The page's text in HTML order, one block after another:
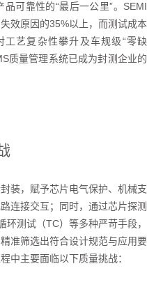
品可靠性的“最后一公里”。 SEMI
效原因的35%以上，而测试成本
工艺复杂性攀升及车规级“零缺
质量管理系统已成为封测企业的
装，赋予芯片电气保护、机械支
连接交互；同时，通过芯片探测
环测试（TC）等多种严苛手段，
准筛选出符合设计规范与应用要
中主要面临以下质量挑战：